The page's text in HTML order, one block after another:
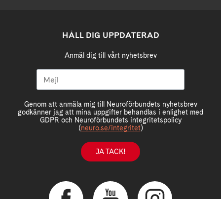
HÅLL DIG UPPDATERAD
Anmäl dig till vårt nyhetsbrev
Genom att anmäla mig till Neuroförbundets nyhetsbrev
godkänner jag att mina uppgifter behandlas i enlighet med
GDPR och Neuroförbundets integritetspolicy
(neuro.se/integritet)
JA TACK!